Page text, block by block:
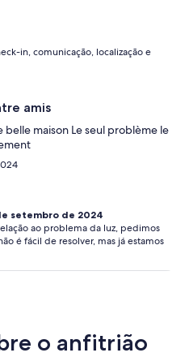
in, comunicação, localização e
amis
maison Le seul problème le
setembro de 2024
ao problema da luz, pedimos
é fácil de resolver, mas já estamos
o anfitrião